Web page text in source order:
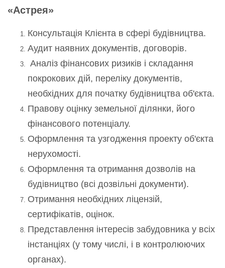
«Астрея»
Консультація Клієнта в сфері будівництва.
Аудит наявних документів, договорів.
Аналіз фінансових ризиків і складання
покрокових дій, переліку документів,
необхідних для початку будівництва об'єкта.
Правову оцінку земельної ділянки, його
фінансового потенціалу.
Оформлення та узгодження проекту об'єкта
нерухомості.
Оформлення та отримання дозволів на
будівництво (всі дозвільні документи).
Отримання необхідних ліцензій,
сертифікатів, оцінок.
Представлення інтересів забудовника у всіх
інстанціях (у тому числі, і в контролюючих
органах).